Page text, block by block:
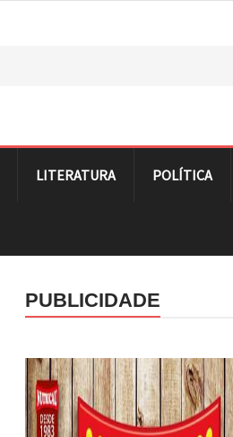
LITERATURA POLÍTICA
PUBLICIDADE